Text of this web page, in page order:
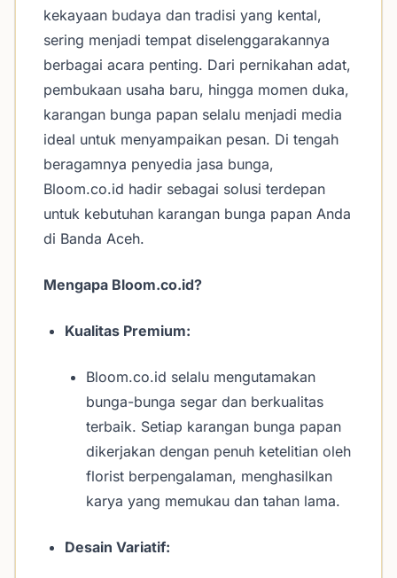
kekayaan budaya dan tradisi yang kental,
sering menjadi tempat diselenggarakannya
berbagai acara penting. Dari pernikahan adat,
pembukaan usaha baru, hingga momen duka,
karangan bunga papan selalu menjadi media
ideal untuk menyampaikan pesan. Di tengah
beragamnya penyedia jasa bunga,
Bloom.co.id hadir sebagai solusi terdepan
untuk kebutuhan karangan bunga papan Anda
di Banda Aceh.
Mengapa Bloom.co.id?
Kualitas Premium:
Bloom.co.id selalu mengutamakan
bunga-bunga segar dan berkualitas
terbaik. Setiap karangan bunga papan
dikerjakan dengan penuh ketelitian oleh
florist berpengalaman, menghasilkan
karya yang memukau dan tahan lama.
Desain Variatif: